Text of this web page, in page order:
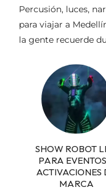
Percusión, luces,
para viajar a
la gente recuerde
SHOW ROBOT
PARA
ACTIVACIONES
MARCA